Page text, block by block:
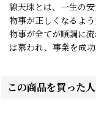
線天珠とは、一生の
物事が正しくなるよ
物事が全てが順調に
は慕われ、事業を成
この商品を買った